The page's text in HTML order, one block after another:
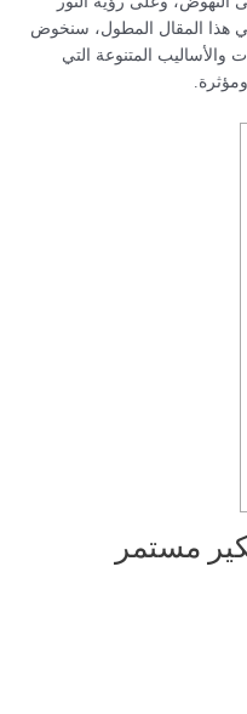
هذا المقال المطول، سنخوض
المتنوعة التي
مستمر